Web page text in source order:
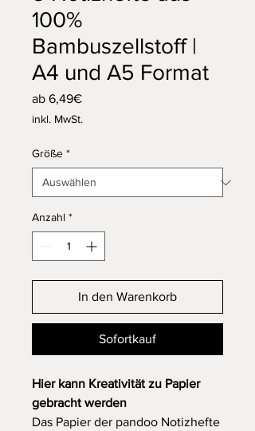
100%
Bambuszellstoff |
A4 und A5 Format
ab 6,49€Sale-
inkl. MwSt.
Größe *
Anzahl *
In den Warenkorb
Sofortkauf
Hier kann Kreativität zu Papier
gebracht werden
Das Papier der pandoo Notizhefte